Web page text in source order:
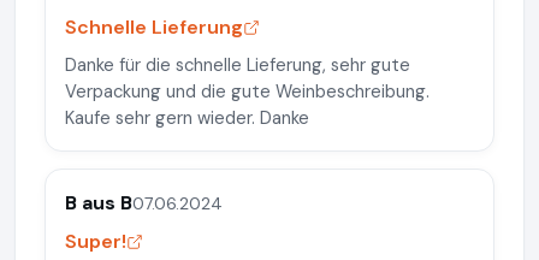
Schnelle Lieferung
Danke für die schnelle Lieferung, sehr gute
Verpackung und die gute Weinbeschreibung.
Kaufe sehr gern wieder. Danke
B aus B07.06.2024
Super!